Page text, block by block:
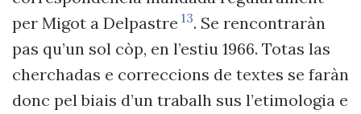
per Migot a Delpastre 13. Se rencontraràn
pas qu’un sol còp, en l’estiu 1966. Totas las
cherchadas e correccions de textes se faràn
donc pel biais d’un trabalh sus l’etimologia e